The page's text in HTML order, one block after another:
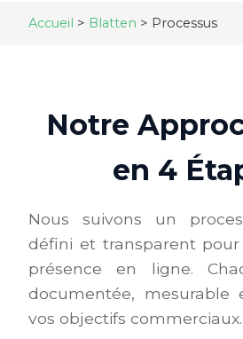
Accueil > Blatten > Processus
Notre
en 4
Nous suivons un
défini et transparent
présence en ligne.
documentée, mesurable
vos objectifs commerciaux.